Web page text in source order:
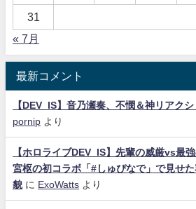
31
« 7月
最新コメント
【DEV_IS】音乃瀬奏、不憫＆神リアク
pornip より
【ホロライブDEV_IS】先輩の威厳vs最
宮枢の初コラボ「#しゅぴなで」で見せ
貌に ExoWatts より